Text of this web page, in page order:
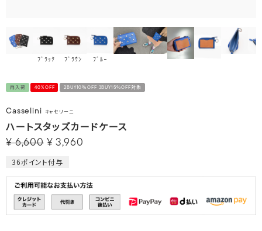
ﾌﾞﾗｯｸ ﾌﾞﾗｳﾝ ﾌﾞﾙｰ
再入荷 40%OFF 2BUY10％OFF 3BUY15％OFF対象
Casselini キャセリーニ
ハートスタッズカードケース
¥ 6,600 ¥ 3,960
36ポイント付与